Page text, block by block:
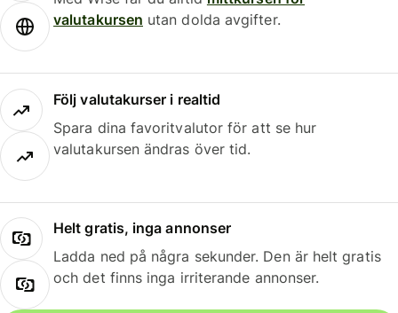
valutakursen utan dolda avgifter.
Följ valutakurser i realtid
Spara dina favoritvalutor för att se hur
valutakursen ändras över tid.
Helt gratis, inga annonser
Ladda ned på några sekunder. Den är helt gratis
och det finns inga irriterande annonser.